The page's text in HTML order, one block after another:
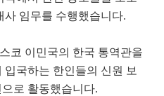
임무를 수행했습니다.
코 이민국의 한국 통역관을
국하는 한인들의 신원 보
로 활동했습니다.